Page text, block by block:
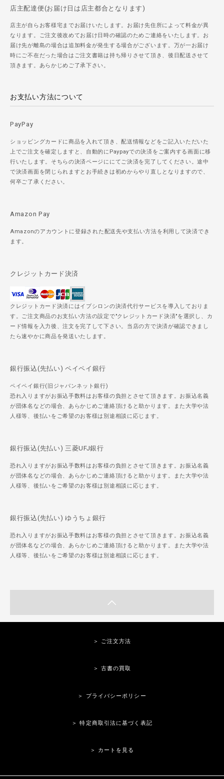
店主配達便(お届け日は店主都合となります)
店主が自らお客様宅までお届けいたします。お届け先住所によって料金が異
なります。ご注文後改めてお届け日時の確認のためご連絡をいたします。お
届け先が離島の場合は追加料金が発生する場合がございます。万が一お届け
時にご不在だった場合はご注文書籍は持ち帰りさせて頂き、後日配送させて
頂きます。あらかじめご了承下さい。
お支払い方法について
PayPay
ショッピングカードに商品を入れて頂き、配送情報などをご記入いただいた
上でご注文を確定しますと、自動的にPaypayでの決済をご案内する画面に移
行いたします。そちらの決済ページににてご決済を完了してください。途中
で決済画面を閉じられますとお手続きは初めからやり直しとなりますので、
何卒ご了承ください。
Amazon Pay
Amazonのアカウントに登録された配送先や支払い方法を利用して決済でき
ます。
クレジットカード決済
クレジットカード決済にはイプシロンの決済代行サービスを導入しておりま
す。ご注文商品のお支払い方法の設定で"クレジットカード決済"を選択し、カ
ード情報を入力後、注文を完了して下さい。当店の方で決済が確認できまし
たら速やかに商品を発送いたします。
銀行振込(先払い) ペイペイ銀行
ペイペイ銀行(旧ジャパンネット銀行)
恐れ入りますがお振込手数料はお客様の負担とさせて頂きます。お振込名義
が団体名などの場合、あらかじめご連絡頂けると助かります。また大学や法
人様等、後払いをご希望のお客様は別途相談に応じます。
銀行振込(先払い) 三菱UFJ銀行
恐れ入りますがお振込手数料はお客様の負担とさせて頂きます。お振込名義
が団体名などの場合、あらかじめご連絡頂けると助かります。また大学や法
人様等、後払いをご希望のお客様は別途相談に応じます。
銀行振込(先払い) ゆうちょ銀行
恐れ入りますがお振込手数料はお客様の負担とさせて頂きます。お振込名義
が団体名などの場合、あらかじめご連絡頂けると助かります。また大学や法
人様等、後払いをご希望のお客様は別途相談に応じます。
＞ ご注文方法
＞ 古書の買取
＞ プライバシーポリシー
＞ 特定商取引法に基づく表記
＞ カートを見る